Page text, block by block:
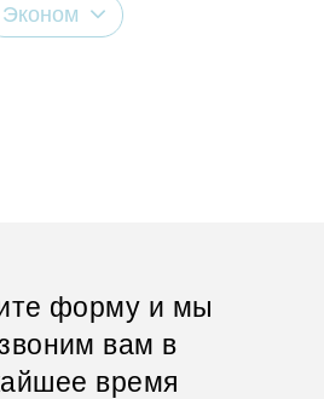
Эконом
форму и мы
вам в
время